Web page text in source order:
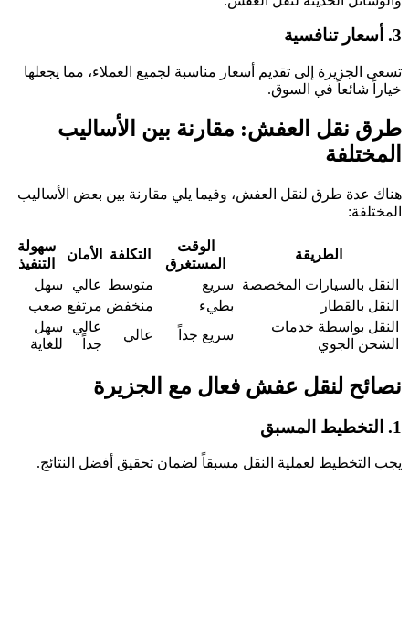
3. أسعار تنافسية
تسعى الجزيرة إلى تقديم أسعار مناسبة لجميع العملاء، مما يجعلها
خياراً شائعاً في السوق.
طرق نقل العفش: مقارنة بين الأساليب
المختلفة
هناك عدة طرق لنقل العفش، وفيما يلي مقارنة بين بعض الأساليب
المختلفة:
الطريقة
الوقت
المستغرق
التكلفة الأمان
سهولة
التنفيذ
النقل بالسيارات المخصصة
سريع متوسط عالي
سهل
النقل بالقطار
بطيء منخفض مرتفع صعب
النقل بواسطة خدمات
الشحن الجوي
سريع جداً عالي
عالي
جداً
سهل
للغاية
نصائح لنقل عفش فعال مع الجزيرة
1. التخطيط المسبق
يجب التخطيط لعملية النقل مسبقاً لضمان تحقيق أفضل النتائج.